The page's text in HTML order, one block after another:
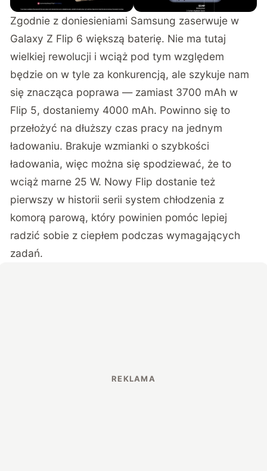
Zgodnie z doniesieniami Samsung zaserwuje w
Galaxy Z Flip 6 większą baterię. Nie ma tutaj
wielkiej rewolucji i wciąż pod tym względem
będzie on w tyle za konkurencją, ale szykuje nam
się znacząca poprawa — zamiast 3700 mAh w
Flip 5, dostaniemy 4000 mAh. Powinno się to
przełożyć na dłuższy czas pracy na jednym
ładowaniu. Brakuje wzmianki o szybkości
ładowania, więc można się spodziewać, że to
wciąż marne 25 W. Nowy Flip dostanie też
pierwszy w historii serii system chłodzenia z
komorą parową, który powinien pomóc lepiej
radzić sobie z ciepłem podczas wymagających
zadań.